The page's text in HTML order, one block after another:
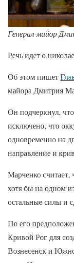
Генерал-майор
Речь идет о
Об этом пишет
майора Дмитрия
Он подчеркнул,
исключено, что
одновременно на
направление и
Марченко считает,
хотя бы на одном
остальные силы и
По его
Кривой Рог для
Вознесенск и